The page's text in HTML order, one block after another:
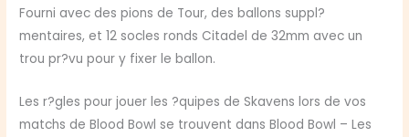
Fourni avec des pions de Tour, des ballons suppl?
mentaires, et 12 socles ronds Citadel de 32mm avec un
trou pr?vu pour y fixer le ballon.
Les r?gles pour jouer les ?quipes de Skavens lors de vos
matchs de Blood Bowl se trouvent dans Blood Bowl – Les